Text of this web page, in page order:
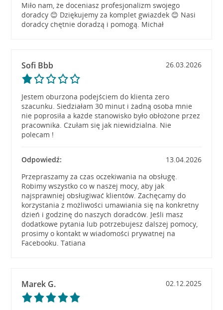
Miło nam, że doceniasz profesjonalizm swojego
doradcy 😊 Dziękujemy za komplet gwiazdek 😊 Nasi
doradcy chętnie doradzą i pomogą. Michał
Sofi Bbb 26.03.2026
Jestem oburzona podejściem do klienta zero
szacunku. Siedziałam 30 minut i żadną osoba mnie
nie poprosiła a każde stanowisko było obłożone przez
pracownika. Czułam się jak niewidzialna. Nie
polecam !
Odpowiedź:
13.04.2026
Przepraszamy za czas oczekiwania na obsługę.
Robimy wszystko co w naszej mocy, aby jak
najsprawniej obsługiwać klientów. Zachęcamy do
korzystania z możliwości umawiania się na konkretny
dzień i godzinę do naszych doradców. Jeśli masz
dodatkowe pytania lub potrzebujesz dalszej pomocy,
prosimy o kontakt w wiadomości prywatnej na
Facebooku. Tatiana
Marek G. 02.12.2025